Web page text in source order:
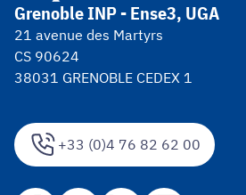
+33 (0)4 76 82 62 00
Grenoble INP - Ense3, UGA
21 avenue des Martyrs
CS 90624
38031 GRENOBLE CEDEX 1